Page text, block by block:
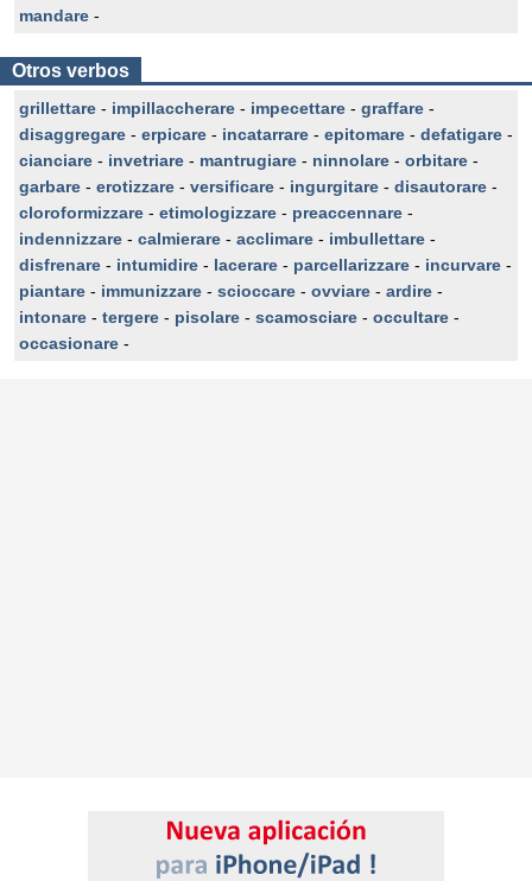
mandare -
Otros verbos
grillettare - impillaccherare - impecettare - graffare -
disaggregare - erpicare - incatarrare - epitomare - defatigare -
cianciare - invetriare - mantrugiare - ninnolare - orbitare -
garbare - erotizzare - versificare - ingurgitare - disautorare -
cloroformizzare - etimologizzare - preaccennare -
indennizzare - calmierare - acclimare - imbullettare -
disfrenare - intumidire - lacerare - parcellarizzare - incurvare -
piantare - immunizzare - scioccare - ovviare - ardire -
intonare - tergere - pisolare - scamosciare - occultare -
occasionare -